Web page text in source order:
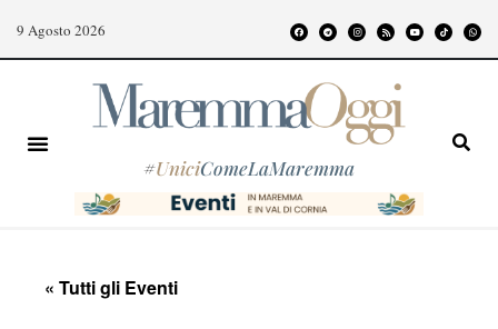
9 Agosto 2026
#UniciComeLaMaremma
« Tutti gli Eventi